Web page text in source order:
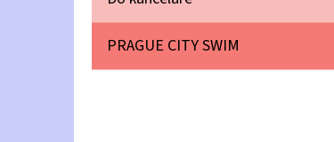
R
E
PRAGUE CITY SWIM